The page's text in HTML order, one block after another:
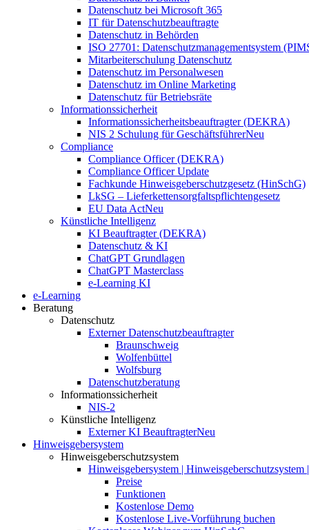
Datenschutz bei Microsoft 365
IT für Datenschutzbeauftragte
Datenschutz in Behörden
ISO 27701: Datenschutzmanagementsystem
Mitarbeiterschulung Datenschutz
Datenschutz im Personalwesen
Datenschutz im Online Marketing
Datenschutz für Betriebsräte
Informationssicherheit
Informationssicherheitsbeauftragter (DEKRA)
NIS 2 Schulung für GeschäftsführerNeu
Compliance
Compliance Officer (DEKRA)
Compliance Officer Update
Fachkunde Hinweisgeberschutzgesetz (HinSchG)
LkSG – Lieferkettensorgfaltspflichtengesetz
EU Data ActNeu
Künstliche Intelligenz
KI Beauftragter (DEKRA)
Datenschutz & KI
ChatGPT Grundlagen
ChatGPT Masterclass
e-Learning KI
e-Learning
Beratung
Datenschutz
Externer Datenschutzbeauftragter
Braunschweig
Wolfenbüttel
Wolfsburg
Datenschutzberatung
Informationssicherheit
NIS-2
Künstliche Intelligenz
Externer KI BeauftragterNeu
Hinweisgebersystem
Hinweisgeberschutzsystem
Hinweisgebersystem | Hinweisgeberschutzsystem
Preise
Funktionen
Kostenlose Demo
Kostenlose Live-Vorführung buchen